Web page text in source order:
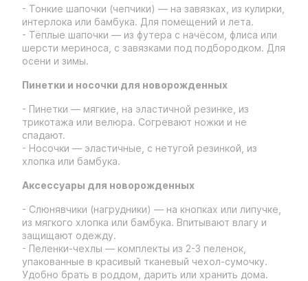
- Тонкие шапочки (чепчики) — на завязках, из кулирки,
интерлока или бамбука. Для помещений и лета.
- Тёплые шапочки — из футера с начёсом, флиса или
шерсти мериноса, с завязками под подбородком. Для
осени и зимы.
Пинетки и носочки для новорожденных
- Пинетки — мягкие, на эластичной резинке, из
трикотажа или велюра. Согревают ножки и не
спадают.
- Носочки — эластичные, с нетугой резинкой, из
хлопка или бамбука.
Аксессуары для новорожденных
- Слюнявчики (нагрудники) — на кнопках или липучке,
из мягкого хлопка или бамбука. Впитывают влагу и
защищают одежду.
- Пеленки-чехлы — комплекты из 2-3 пеленок,
упакованные в красивый тканевый чехол-сумочку.
Удобно брать в роддом, дарить или хранить дома.